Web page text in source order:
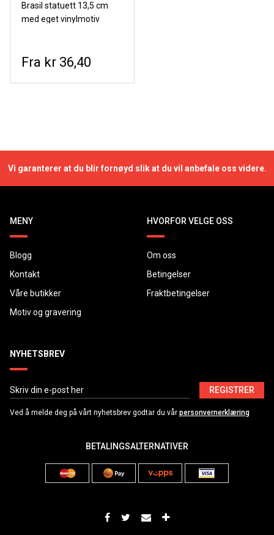
Brasil statuett 13,5 cm
med eget vinylmotiv
kr 36,40
Vi garanterer at du blir fornøyd slik at du vil anbefale oss videre.
MENY
Blogg
Kontakt
Våre butikker
Motiv og gravering
HVORFOR VELGE OSS
Om oss
Betingelser
Fraktbetingelser
NYHETSBREV
REGISTRER
Ved å melde deg på vårt nyhetsbrev godtar du vår personvernerklæring
BETALINGSALTERNATIVER